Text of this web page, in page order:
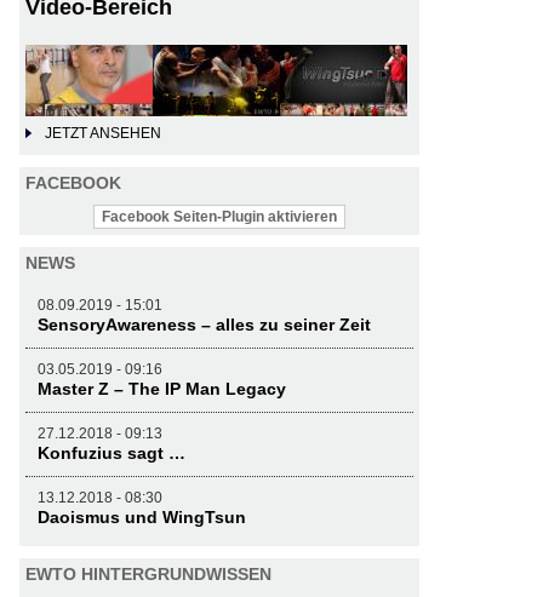
Video-Bereich
JETZT ANSEHEN
FACEBOOK
Facebook Seiten-Plugin aktivieren
NEWS
08.09.2019 - 15:01
SensoryAwareness – alles zu seiner Zeit
03.05.2019 - 09:16
Master Z – The IP Man Legacy
27.12.2018 - 09:13
Konfuzius sagt …
13.12.2018 - 08:30
Daoismus und WingTsun
EWTO HINTERGRUNDWISSEN